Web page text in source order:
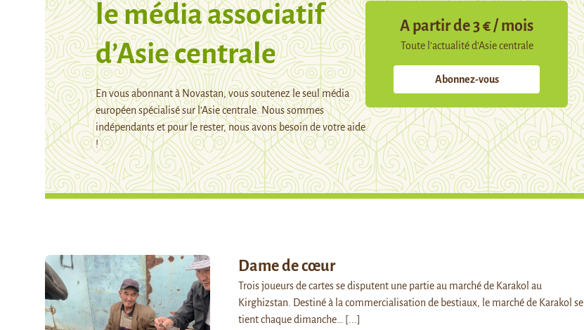
le média associatif
d’Asie centrale
En vous abonnant à Novastan, vous soutenez le seul média
européen spécialisé sur l’Asie centrale. Nous sommes
indépendants et pour le rester, nous avons besoin de votre aide
!
A partir de 3 € / mois
Toute l’actualité d’Asie centrale
Abonnez-vous
Dame de cœur
Trois joueurs de cartes se disputent une partie au marché de Karakol au
Kirghizstan. Destiné à la commercialisation de bestiaux, le marché de Karakol se
tient chaque dimanche…
[...]